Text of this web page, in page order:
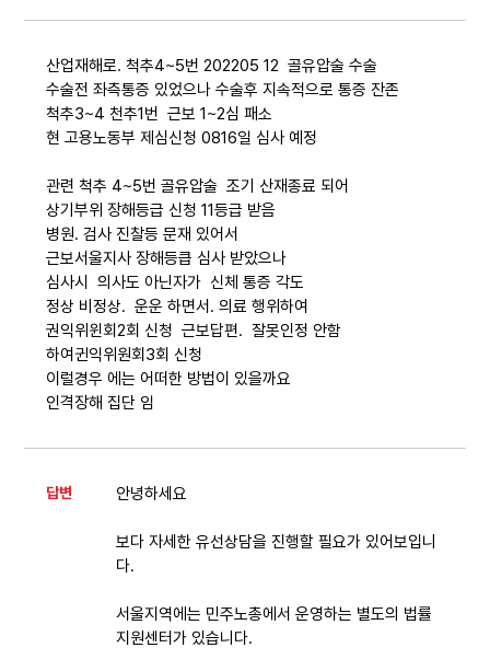
산업재해로. 척추4~5번 202205 12 골유압술 수술
수술전 좌측통증 있었으나 수술후 지속적으로 통증 잔존
척추3~4 천추1번 근보 1~2심 패소
현 고용노동부 제심신청 0816일 심사 예정
관련 척추 4~5번 골유압술 조기 산재종료 되어
상기부위 장해등급 신청 11등급 받음
병원. 검사 진찰등 문재 있어서
근보서울지사 장해등큽 심사 받았으나
심사시 의사도 아닌자가 신체 통증 각도
정상 비정상. 운운 하면서. 의료 행위하여
권익위윈회2회 신청 근보답편. 잘못인정 안함
하여귄익위원회3회 신청
이럴경우 에는 어떠한 방법이 있을까요
인격장해 집단 임
답변 안녕하세요
보다 자세한 유선상담을 진행할 필요가 있어보입니
다.
서울지역에는 민주노총에서 운영하는 별도의 법률
지원센터가 있습니다.
노동조합 가입 안내
전국 노동상담소 안내
자료
부설기관
업무